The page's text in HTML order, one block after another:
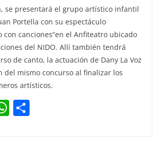
se presentará el grupo artístico infantil
Portella con su espectáculo
con canciones“en el Anfiteatro ubicado
del NIDO. Allí también tendrá
de canto, la actuación de Dany La Voz
del mismo concurso al finalizar los
artísticos.
W